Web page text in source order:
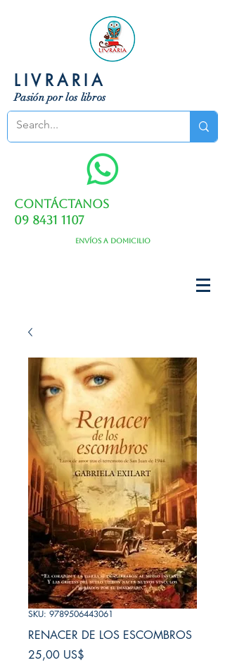
LIVRARIA
Pasión por los libros
Contáctanos
09 8431 1107
Envíos a domicilio
SKU: 9789506443061
RENACER DE LOS ESCOMBROS
25,00 US$